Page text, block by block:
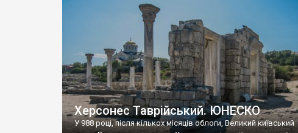
візантійської доби. Раритети викрадені з фондів об’єкту
культурної спадщини ЮНЕСКО «Херсонеса Таврійського».
Офіційно – на виставку «Золото Візантії», але експерти та
влада в Україні вважають це лише […]
Херсонес Таврійський. ЮНЕСКО
У 988 році, після кількох місяців облоги, Великий київський